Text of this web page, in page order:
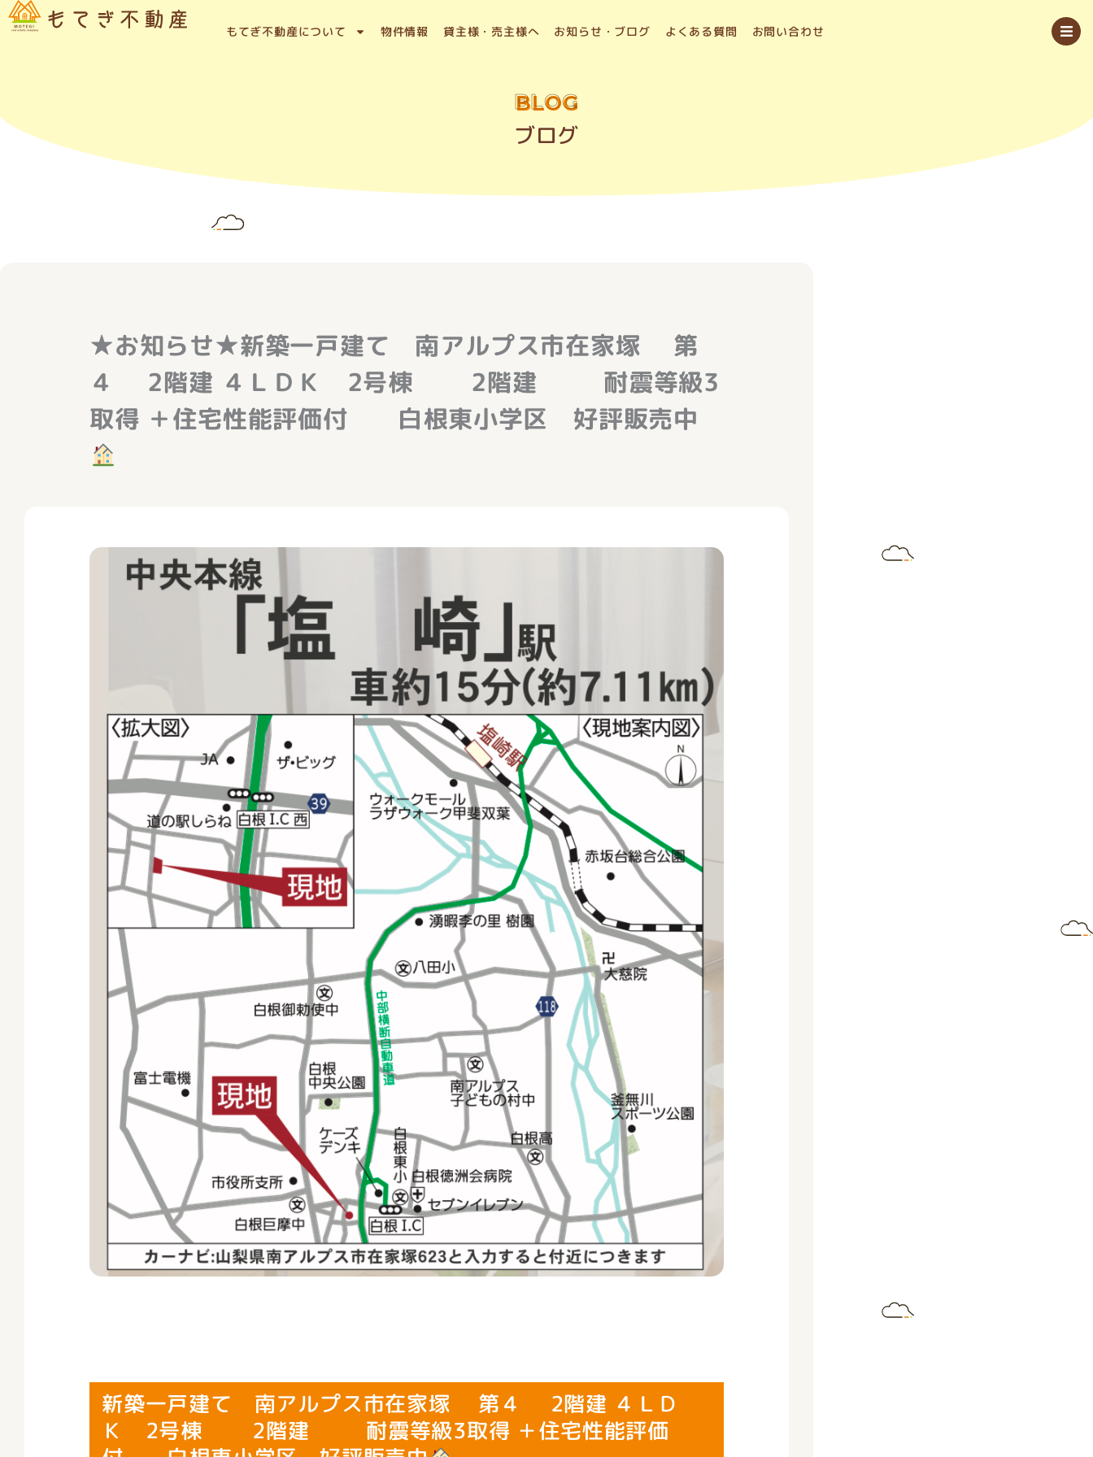
内
容
プ
もてぎ不動産について 物件情報 貸主様・売主様へ お知らせ・ブログ よくある質問 お問い合わせ
BLOG
ブログ
★お知らせ★新築一戸建て 南アルプス市在家塚 第
４ 2階建 ４ＬＤＫ 2号棟 2階建 耐震等級3
取得 ＋住宅性能評価付 白根東小学区 好評販売中
新築一戸建て 南アルプス市在家塚 第４ 2階建 ４ＬＤ
Ｋ 2号棟 2階建 耐震等級3取得 ＋住宅性能評価